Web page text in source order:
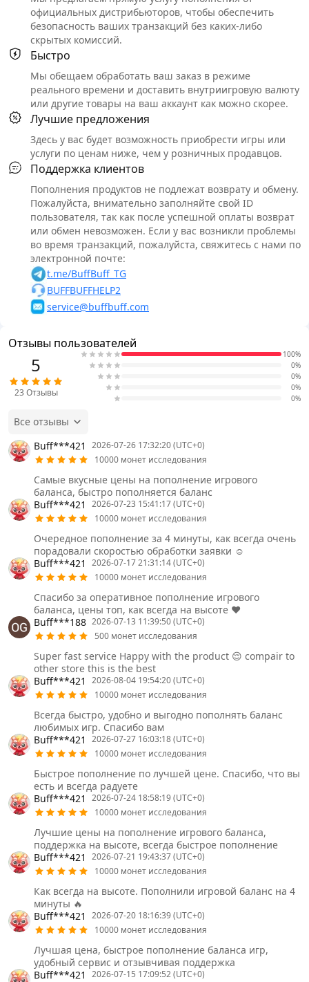
официальных дистрибьюторов, чтобы обеспечить
безопасность ваших транзакций без каких-либо
скрытых комиссий.
Быстро
Мы обещаем обработать ваш заказ в режиме
реального времени и доставить внутриигровую валюту
или другие товары на ваш аккаунт как можно скорее.
Лучшие предложения
Здесь у вас будет возможность приобрести игры или
услуги по ценам ниже, чем у розничных продавцов.
Поддержка клиентов
Пополнения продуктов не подлежат возврату и обмену.
Пожалуйста, внимательно заполняйте свой ID
пользователя, так как после успешной оплаты возврат
или обмен невозможен. Если у вас возникли проблемы
во время транзакций, пожалуйста, свяжитесь с нами по
электронной почте:
t.me/BuffBuff_TG
BUFFBUFFHELP2
service@buffbuff.com
Отзывы пользователей
5
23 Отзывы
100%
0%
0%
0%
0%
Все отзывы
Buff***421
2026-07-26 17:32:20 (UTC+0)
10000 монет исследования
Самые вкусные цены на пополнение игрового
баланса, быстро пополняется баланс
Buff***421
2026-07-23 15:41:17 (UTC+0)
10000 монет исследования
Очередное пополнение за 4 минуты, как всегда очень
порадовали скоростью обработки заявки ☺️
Buff***421
2026-07-17 21:31:14 (UTC+0)
10000 монет исследования
Спасибо за оперативное пополнение игрового
баланса, цены топ, как всегда на высоте ❤️
Buff***188 2026-07-13 11:39:50 (UTC+0)
500 монет исследования
Super fast service Happy with the product 😌 compair to
other store this is the best
Buff***421
2026-08-04 19:54:20 (UTC+0)
10000 монет исследования
Всегда быстро, удобно и выгодно пополнять баланс
любимых игр. Спасибо вам
Buff***421
2026-07-27 16:03:18 (UTC+0)
10000 монет исследования
Быстрое пополнение по лучшей цене. Спасибо, что вы
есть и всегда радуете
Buff***421
2026-07-24 18:58:19 (UTC+0)
10000 монет исследования
Лучшие цены на пополнение игрового баланса,
поддержка на высоте, всегда быстрое пополнение
Buff***421
2026-07-21 19:43:37 (UTC+0)
10000 монет исследования
Как всегда на высоте. Пополнили игровой баланс на 4
минуты 🔥
Buff***421
2026-07-20 18:16:39 (UTC+0)
10000 монет исследования
Лучшая цена, быстрое пополнение баланса игр,
удобный сервис и отзывчивая поддержка
Buff***421
2026-07-15 17:09:52 (UTC+0)